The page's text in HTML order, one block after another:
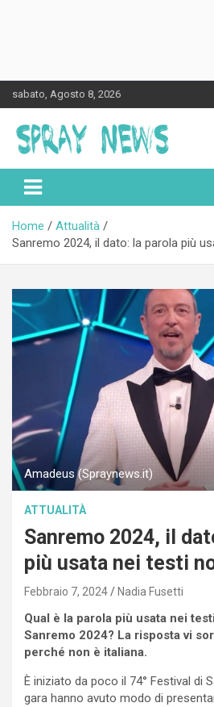
to
content
sabato, Agosto 8, 2026
Spraynews.it
Home
Attualità
Sanremo 2024, il dato: la parola più
Amadeus (Spraynews.it)
ATTUALITÀ
Sanremo 2024, il
più usata nei testi
Febbraio 7, 2024 Nadia Fusetti
Qual è la parola più usata nei
Sanremo 2024? La risposta vi
perché non è italiana.
È iniziato da poco il 74° Festival di
gara hanno avuto modo di